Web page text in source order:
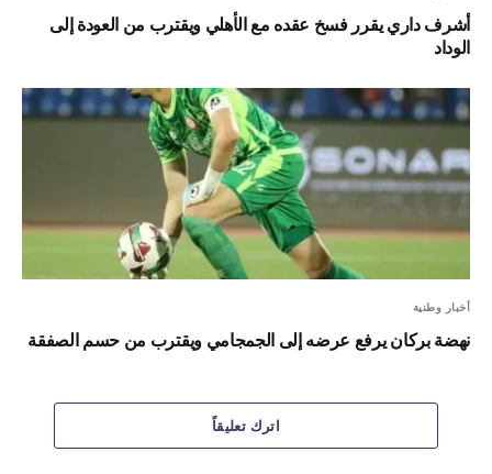
أشرف داري يقرر فسخ عقده مع الأهلي ويقترب من العودة إلى
الوداد
أخبار وطنية
نهضة بركان يرفع عرضه إلى الجمجامي ويقترب من حسم الصفقة
اترك تعليقاً